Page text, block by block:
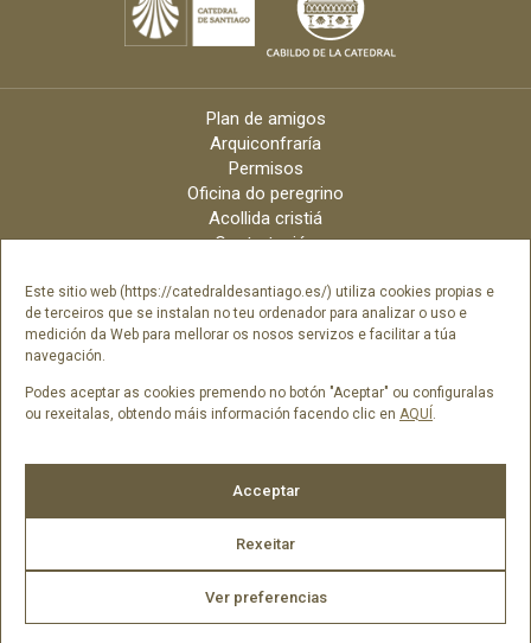
Este sitio web (https://catedraldesantiago.es/) utiliza cookies propias e
de terceiros que se instalan no teu ordenador para analizar o uso e
medición da Web para mellorar os nosos servizos e facilitar a túa
navegación.
Podes aceptar as cookies premendo no botón "Aceptar" ou configuralas
ou rexeitalas, obtendo máis información facendo clic en AQUÍ.
Acceptar
Rexeitar
Ver preferencias
Plan de amigos
Arquiconfraría
Permisos
Oficina do peregrino
Acollida cristiá
Contratación
Arquidiócese
Créditos
Catálogo Dixital
2026 © Catedral de Santiago de Compostela -